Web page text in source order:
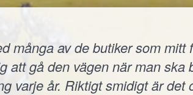
många av de butiker som
att gå den vägen när man ska
varje år. Riktigt smidigt är det